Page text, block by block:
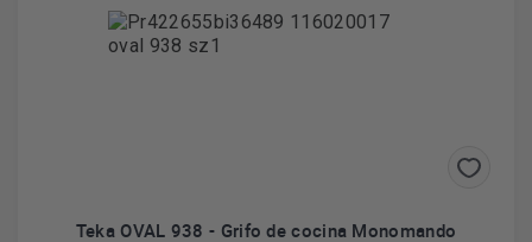
Teka OVAL 938 - Grifo de cocina Monomando